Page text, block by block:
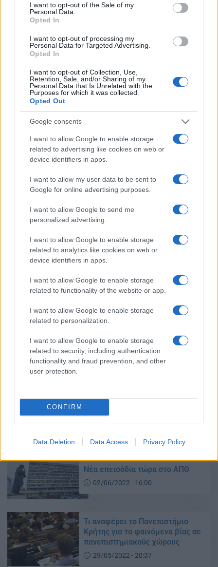
consent section.
I want to opt-out of the Sale of my
Personal Data.
Opted In
I want to opt-out of processing my
Personal Data for Targeted Advertising.
Opted In
I want to opt-out of Collection, Use,
Retention, Sale, and/or Sharing of my
Personal Data that Is Unrelated with the
Purposes for which it was collected.
Opted Out
Google consents
I want to allow Google to enable storage
related to advertising like cookies on web or
device identifiers in apps.
I want to allow my user data to be sent to
Google for online advertising purposes.
I want to allow Google to send me
personalized advertising.
I want to allow Google to enable storage
related to analytics like cookies on web or
device identifiers in apps.
I want to allow Google to enable storage
related to functionality of the website or app.
I want to allow Google to enable storage
related to personalization.
I want to allow Google to enable storage
related to security, including authentication
functionality and fraud prevention, and other
user protection.
CONFIRM
Data Deletion Data Access Privacy Policy
ΠΟΣΕΕΠΕΑ: Καταγγελία για βίαιη
επίθεση αστυνομικών σε παιδιά,
από τη ΔΙΠΕ Α’ Αθήνας
24/10/2025 - 16:01
Ζαχαράκη: Όταν αποδεικνύεται η
θα χάνει την ιδιότητα του
φοιτητή
06/05/2025 - 14:58
της Αθήνας
09/11/2022 - 14:49
Πανεπιστημιακή αστυνομία –
προσαχθέντες των επεισοδίων
Θεσσαλονίκη: Ελεύθεροι οι δύο
συλληφθέντες από τα χθεσινά
επεισόδια στο ΑΠΘ
συλλήψεις
Νέα επεισόδια τώρα στο ΑΠΘ
02/06/2022 - 16:00
Τι αναφέρει το Πανεπιστήμιο
Κρήτης για τα φαινόμενα βίας σε
πανεπιστημιακούς χώρους
29/05/2022 - 20:37